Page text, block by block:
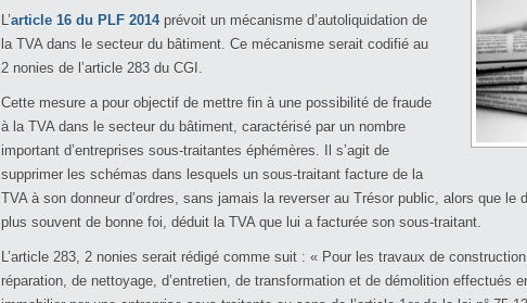
L’article 16 du PLF 2014prévoit un mécanisme d’autoliquidation de
la TVA dans le secteur du bâtiment. Ce mécanisme serait codifié au
2 nonies de l’article 283 du CGI.
Cette mesure a pour objectif de mettre fin à une possibilité de fraude
à la TVA dans le secteur du bâtiment, caractérisé par un nombre
important d’entreprises sous-traitantes éphémères. Il s’agit de
supprimer les schémas dans lesquels un sous-traitant facture de la
TVA à son donneur d’ordres, sans jamais la reverser au Trésor public, alors que le
plus souvent de bonne foi, déduit la TVA que lui a facturée son sous-traitant.
L’article 283, 2 nonies serait rédigé comme suit : « Pour les travaux de
réparation, de nettoyage, d’entretien, de transformation et de démolition effectués